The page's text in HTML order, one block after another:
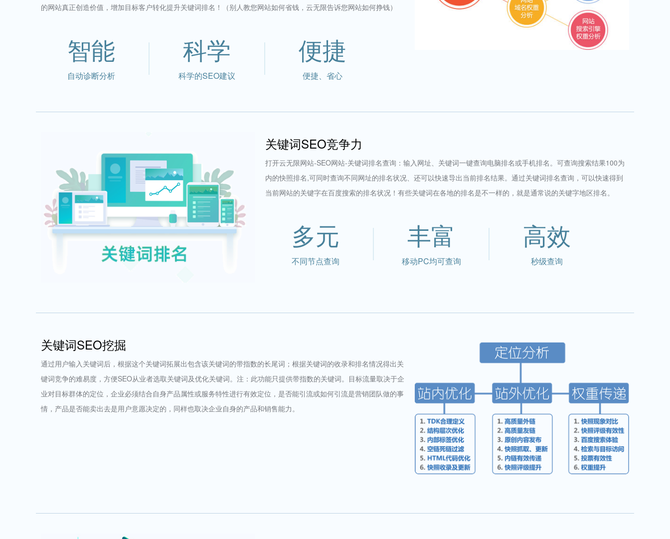
的网站真正创造价值，增加目标客户转化提升关键词排名！（别人教您网站如何省钱，云无限告诉您网站如何挣钱）
智能
自动诊断分析
科学
科学的SEO建议
便捷
便捷、省心
关键词SEO竞争力
打开云无限网站-SEO网站-关键词排名查询：输入网址、关键词一键查询电脑排名或手机排名。可查询搜索结果100为
内的快照排名,可同时查询不同网址的排名状况、还可以快速导出当前排名结果。通过关键词排名查询，可以快速得到
当前网站的关键字在百度搜索的排名状况！有些关键词在各地的排名是不一样的，就是通常说的关键字地区排名。
多元
不同节点查询
丰富
移动PC均可查询
高效
秒级查询
关键词SEO挖掘
通过用户输入关键词后，根据这个关键词拓展出包含该关键词的带指数的长尾词；根据关键词的收录和排名情况得出关
键词竞争的难易度，方便SEO从业者选取关键词及优化关键词。注：此功能只提供带指数的关键词。目标流量取决于企
业对目标群体的定位，企业必须结合自身产品属性或服务特性进行有效定位，是否能引流或如何引流是营销团队做的事
情，产品是否能卖出去是用户意愿决定的，同样也取决企业自身的产品和销售能力。